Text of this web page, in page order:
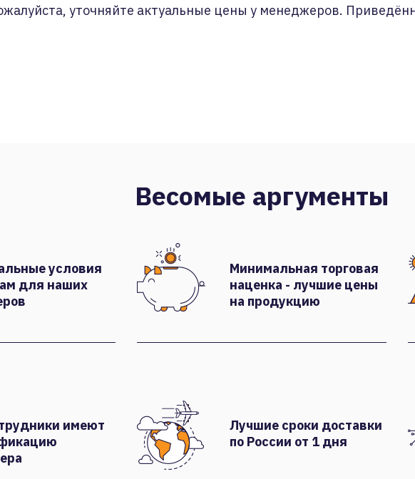
уточняйте актуальные цены у менеджеров.
Весомые аргументы
условия
для наших
Минимальная торговая
наценка - лучшие цены
на продукцию
имеют
Лучшие сроки доставки
по России от 1 дня